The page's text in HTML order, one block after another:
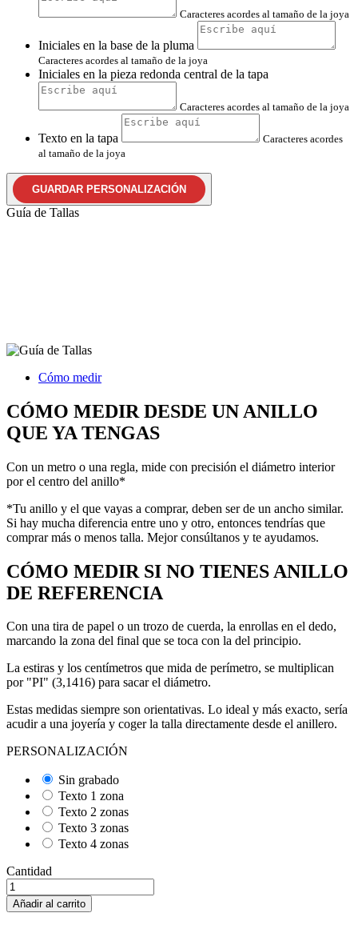
Caracteres acordes al tamaño de la joya
Iniciales en la base de la pluma
Caracteres acordes al tamaño de la joya
Iniciales en la pieza redonda central de la tapa
Caracteres acordes al tamaño de la joya
Texto en la tapa
Caracteres acordes
al tamaño de la joya
GUARDAR PERSONALIZACIÓN
Guía de Tallas
Cómo medir
CÓMO MEDIR DESDE UN ANILLO
QUE YA TENGAS
Con un metro o una regla, mide con precisión el diámetro interior
por el centro del anillo*
*Tu anillo y el que vayas a comprar, deben ser de un ancho similar.
Si hay mucha diferencia entre uno y otro, entonces tendrías que
comprar más o menos talla. Mejor consúltanos y te ayudamos.
CÓMO MEDIR SI NO TIENES ANILLO
DE REFERENCIA
Con una tira de papel o un trozo de cuerda, la enrollas en el dedo,
marcando la zona del final que se toca con la del principio.
La estiras y los centímetros que mida de perímetro, se multiplican
por "PI" (3,1416) para sacar el diámetro.
Estas medidas siempre son orientativas. Lo ideal y más exacto, sería
acudir a una joyería y coger la talla directamente desde el anillero.
PERSONALIZACIÓN
Sin grabado
Texto 1 zona
Texto 2 zonas
Texto 3 zonas
Texto 4 zonas
Cantidad
Añadir al carrito